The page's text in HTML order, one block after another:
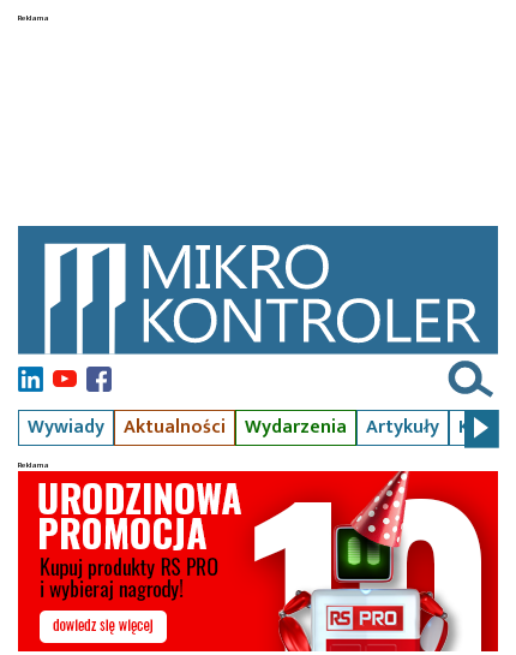
Wywiady Aktualności Wydarzenia Artykuły Kursy